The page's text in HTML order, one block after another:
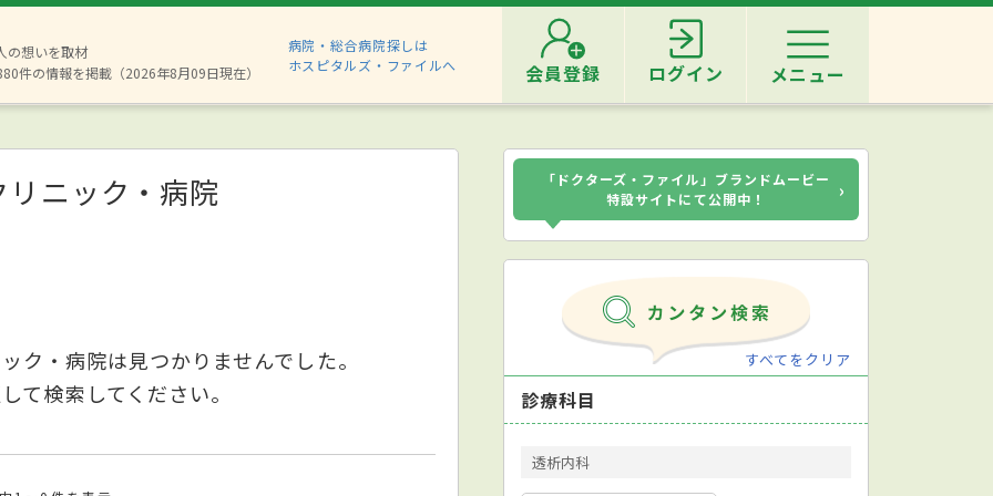
の想いを取材
件の情報を掲載（2026年8月09日現在）
病院・総合病院探しは
ホスピタルズ・ファイルへ
会員登録 ログイン メニュー
リニック・病院
ク・病院は見つかりませんでした。
て検索してください。
「ドクターズ・ファイル」ブランドムービー
特設サイトにて公開中！
›
すべてをクリア
診療科目
透析内科